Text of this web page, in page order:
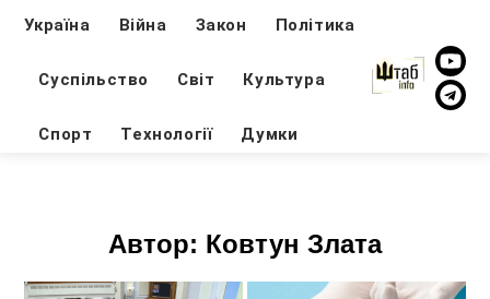
Україна Війна Закон Політика
Суспільство Світ Культура
Спорт Технології Думки
Автор: Ковтун Злата